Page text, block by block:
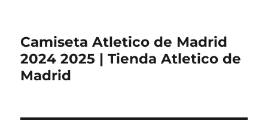
Camiseta Atletico de Madrid
2024 2025 | Tienda Atletico de
Madrid